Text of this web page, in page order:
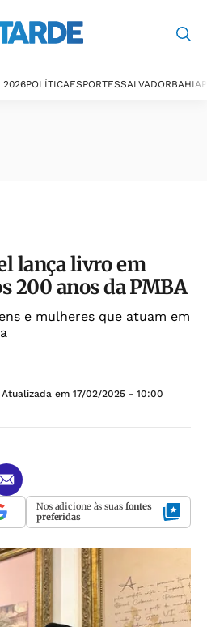
2026POLÍTICAESPORTESSALVADORBAHIA
lança livro em
200 anos da PMBA
e mulheres que atuam em
Atualizada em 17/02/2025 - 10:00
Nos adicione às suas fontes
preferidas